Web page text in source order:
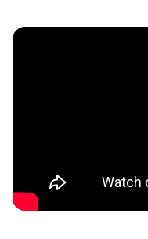
Yarışmanın
Yıldırım,
gençlerin